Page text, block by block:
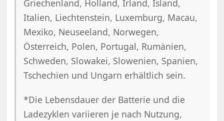
Griechenland, Holland, Irland, Island,
Italien, Liechtenstein, Luxemburg, Macau,
Mexiko, Neuseeland, Norwegen,
Österreich, Polen, Portugal, Rumänien,
Schweden, Slowakei, Slowenien, Spanien,
Tschechien und Ungarn erhältlich sein.
*Die Lebensdauer der Batterie und die
Ladezyklen variieren je nach Nutzung,